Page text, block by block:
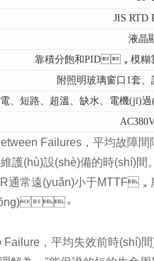
JIS RTD
液晶
靠積分飽和PID，模糊
附照明玻璃窗口1套
、短路、超溫、缺水、電機
Failures，平均故障
護(hù)設(shè)備的時(shí)間
通常遠(yuǎn)小于MTTF，
。
，平均失效前時(shí)間